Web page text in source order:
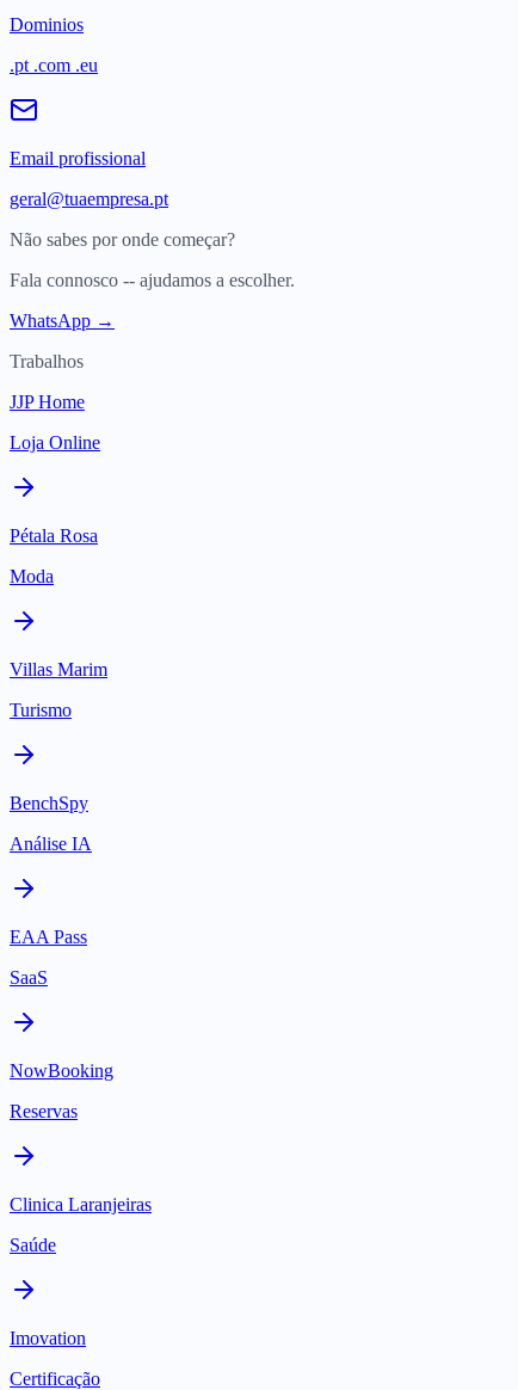
Dominios
.pt .com .eu
Email profissional
geral@tuaempresa.pt
Não sabes por onde começar?
Fala connosco -- ajudamos a escolher.
WhatsApp →
Trabalhos
JJP Home
Loja Online
Pétala Rosa
Moda
Villas Marim
Turismo
BenchSpy
Análise IA
EAA Pass
SaaS
NowBooking
Reservas
Clinica Laranjeiras
Saúde
Imovation
Certificação